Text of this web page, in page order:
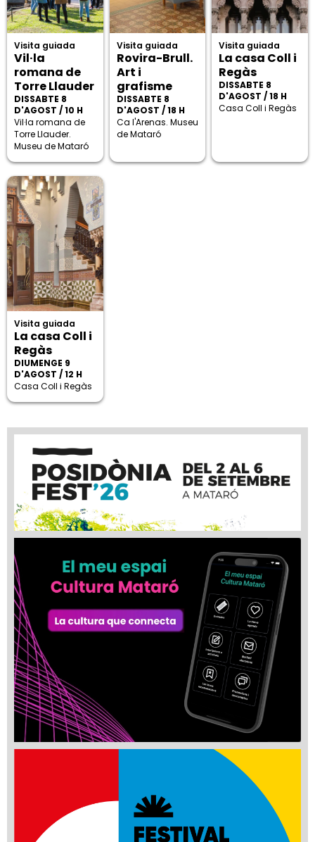
Visita guiada
Vil·la
romana de
Torre Llauder
DISSABTE 8
D'AGOST / 10 H
Vil·la romana de
Torre Llauder.
Museu de Mataró
Visita guiada
Rovira-Brull.
Art i
grafisme
DISSABTE 8
D'AGOST / 18 H
Ca l'Arenas. Museu
de Mataró
Visita guiada
La casa Coll i
Regàs
DISSABTE 8
D'AGOST / 18 H
Casa Coll i Regàs
Visita guiada
La casa Coll i
Regàs
DIUMENGE 9
D'AGOST / 12 H
Casa Coll i Regàs